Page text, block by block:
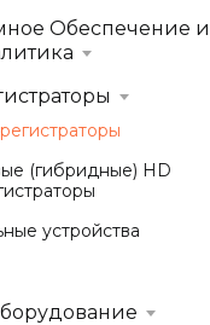
Обеспечение и
(гибридные) HD
устройства